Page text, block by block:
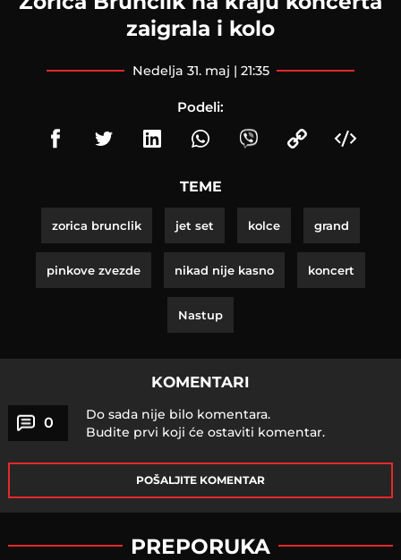
zaigrala i kolo
nedelja 31. maj | 21:35
Podeli:
TEME
zorica brunclik jet set kolce grand
pinkove zvezde nikad nije kasno koncert
Nastup
KOMENTARI
0
Do sada nije bilo komentara.
Budite prvi koji će ostaviti komentar.
POŠALJITE KOMENTAR
PREPORUKA